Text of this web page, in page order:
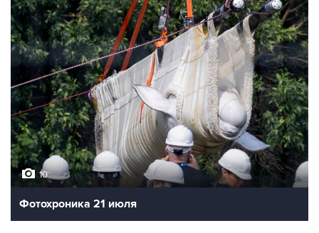
10
Фотохроника 21 июля